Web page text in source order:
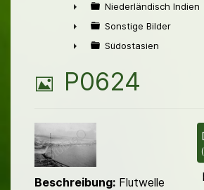
►
►
Niederländisch Indien
►
Sonstige Bilder
Südostasien
B
l
d
P0624
(
Beschreibung: Flutwelle